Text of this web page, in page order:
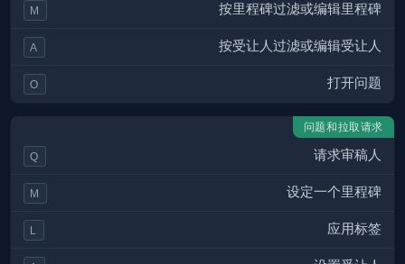
M 按里程碑过滤或编辑里程碑
A 按受让人过滤或编辑受让人
O 打开问题
问题和拉取请求
Q 请求审稿人
M 设定一个里程碑
L 应用标签